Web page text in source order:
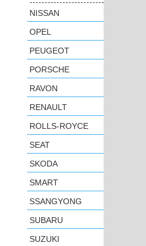
NISSAN
OPEL
PEUGEOT
PORSCHE
RAVON
RENAULT
ROLLS-ROYCE
SEAT
SKODA
SMART
SSANGYONG
SUBARU
SUZUKI